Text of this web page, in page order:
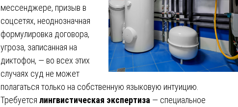
мессенджере, призыв в
соцсетях, неоднозначная
формулировка договора,
угроза, записанная на
диктофон, — во всех этих
случаях суд не может
полагаться только на собственную языковую интуицию.
Требуется лингвистическая экспертиза — специальное